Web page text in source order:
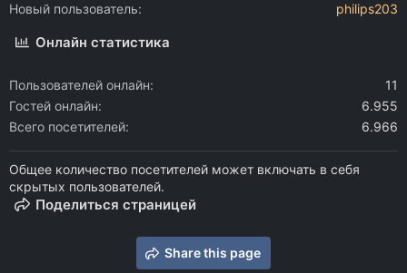
Новый пользователь
philips203
Онлайн статистика
Пользователей онлайн
11
Гостей онлайн
6.955
Всего посетителей
6.966
Общее количество посетителей может включать в себя
скрытых пользователей.
Поделиться страницей
Share this page